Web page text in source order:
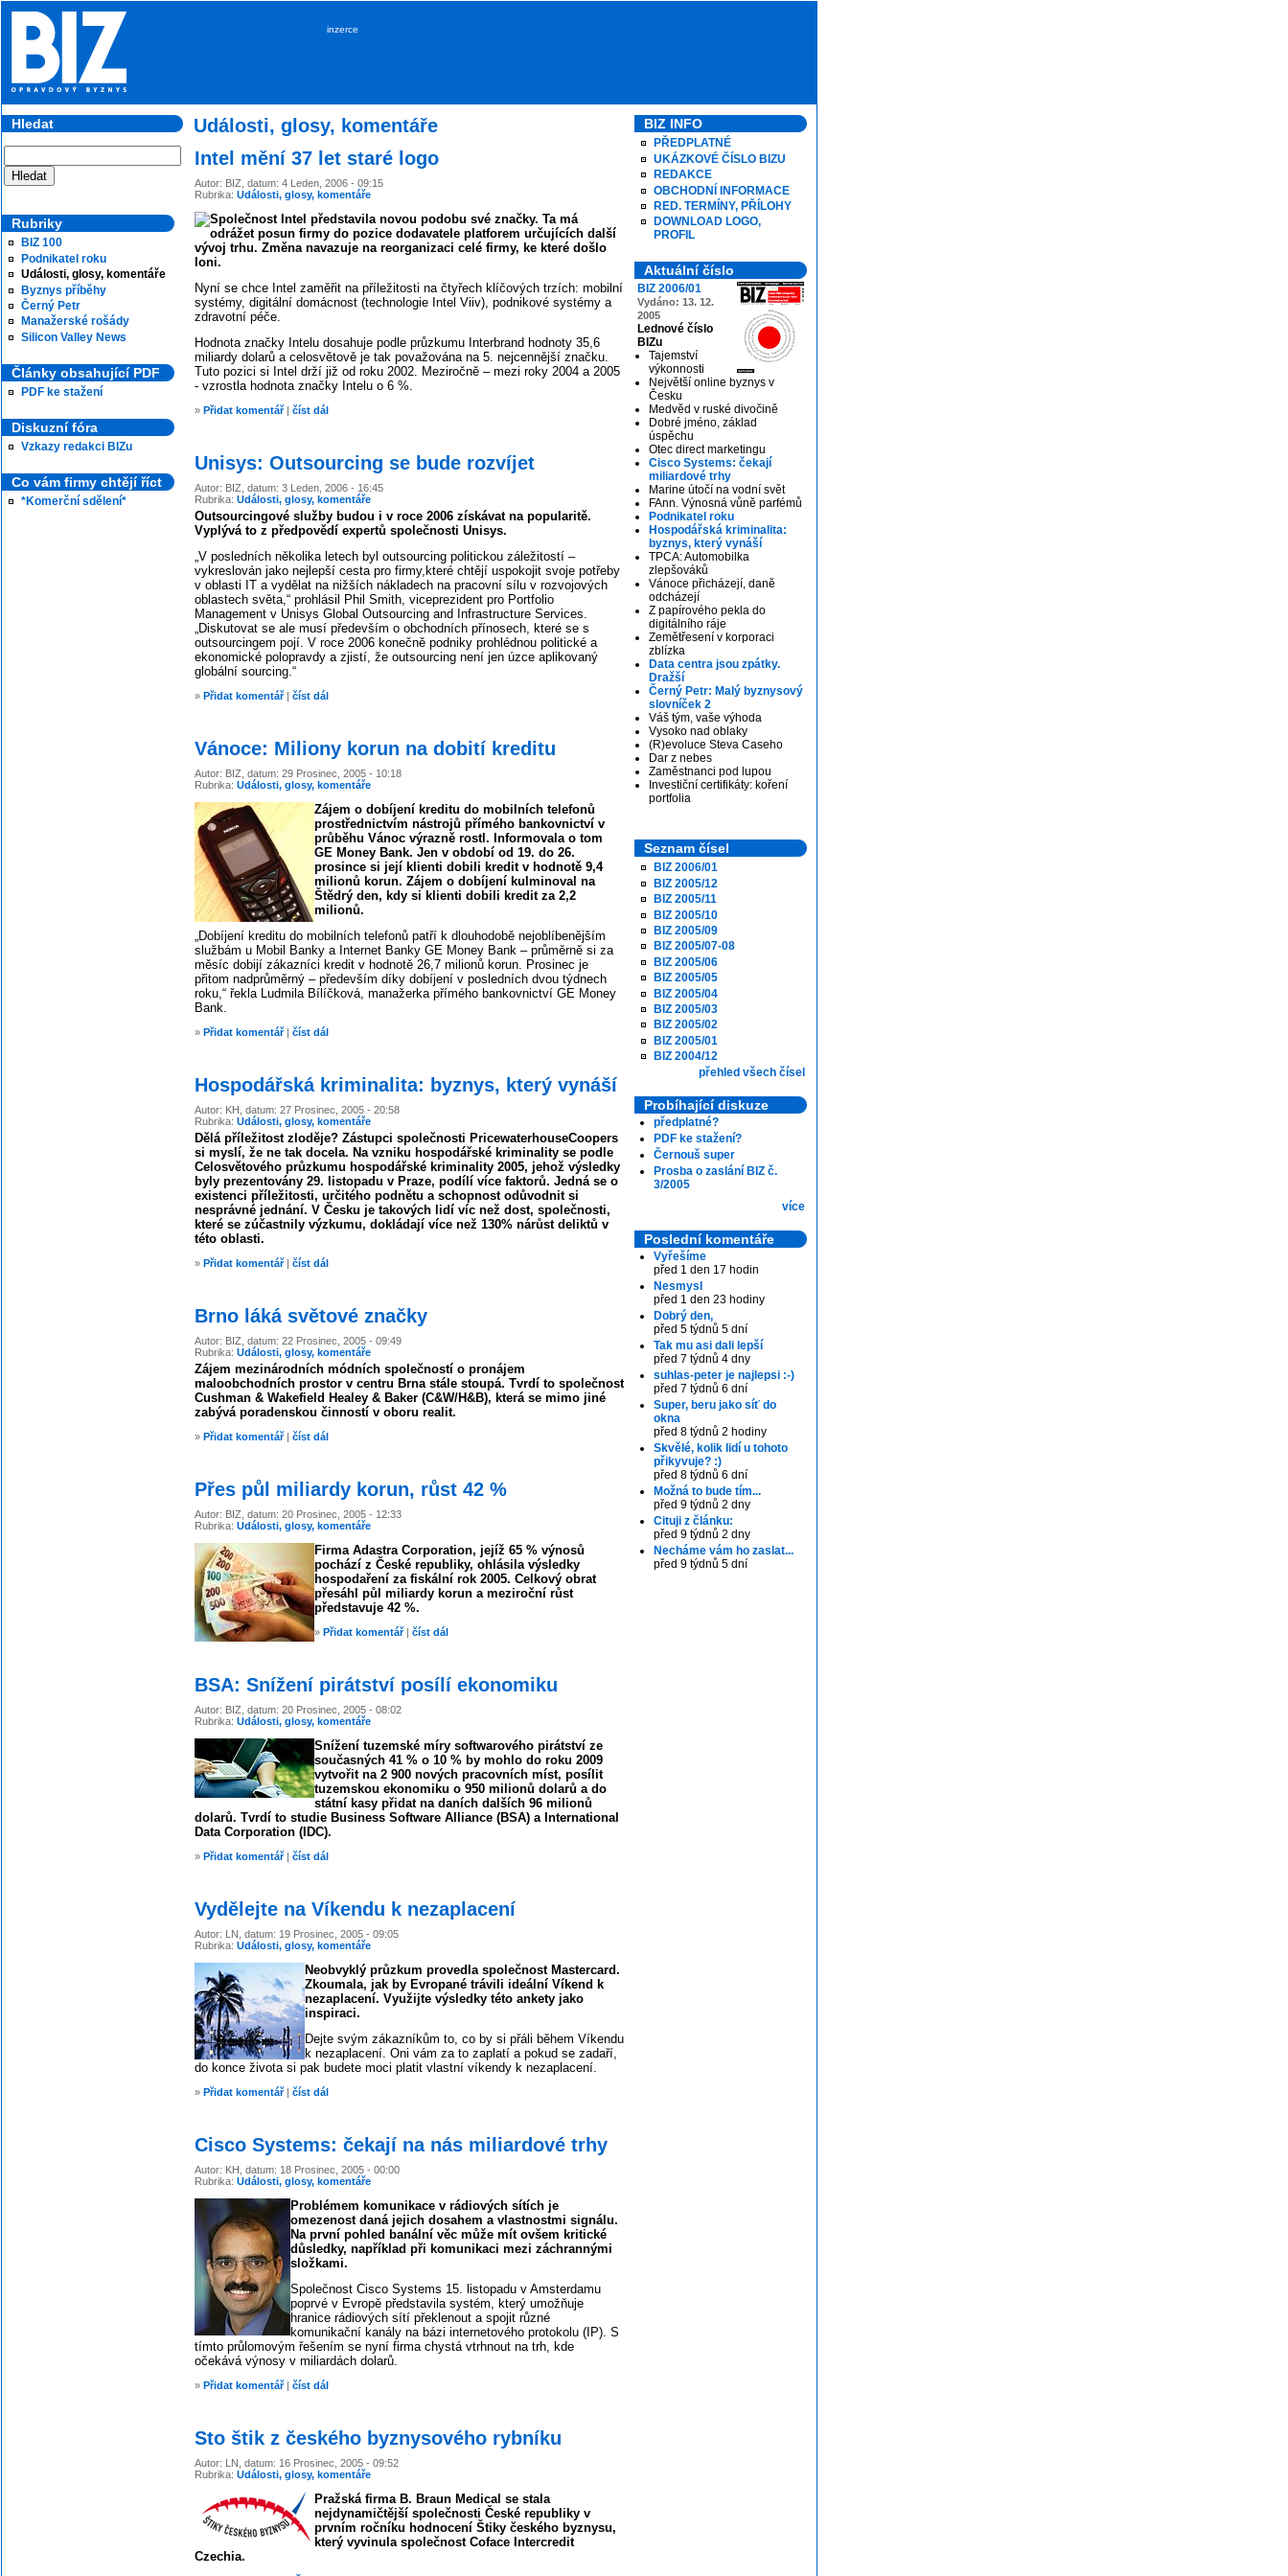
inzerce
Hledat
Rubriky
BIZ 100
Podnikatel roku
Události, glosy, komentáře
Byznys příběhy
Černý Petr
Manažerské rošády
Silicon Valley News
Články obsahující PDF
PDF ke stažení
Diskuzní fóra
Vzkazy redakci BIZu
Co vám firmy chtějí říct
*Komerční sdělení*
Události, glosy, komentáře
Intel mění 37 let staré logo
Autor: BIZ, datum: 4 Leden, 2006 - 09:15
Rubrika: Události, glosy, komentáře
Společnost Intel představila novou podobu své značky. Ta má
odrážet posun firmy do pozice dodavatele platforem určujících další
vývoj trhu. Změna navazuje na reorganizaci celé firmy, ke které došlo
loni.
Nyní se chce Intel zaměřit na příležitosti na čtyřech klíčových trzích: mobilní
systémy, digitální domácnost (technologie Intel Viiv), podnikové systémy a
zdravotní péče.
Hodnota značky Intelu dosahuje podle průzkumu Interbrand hodnoty 35,6
miliardy dolarů a celosvětově je tak považována na 5. nejcennější značku.
Tuto pozici si Intel drží již od roku 2002. Meziročně – mezi roky 2004 a 2005
- vzrostla hodnota značky Intelu o 6 %.
» Přidat komentář| číst dál
Unisys: Outsourcing se bude rozvíjet
Autor: BIZ, datum: 3 Leden, 2006 - 16:45
Rubrika: Události, glosy, komentáře
Outsourcingové služby budou i v roce 2006 získávat na popularitě.
Vyplývá to z předpovědí expertů společnosti Unisys.
„V posledních několika letech byl outsourcing politickou záležitostí –
vykreslován jako nejlepší cesta pro firmy,které chtějí uspokojit svoje potřeby
v oblasti IT a vydělat na nižších nákladech na pracovní sílu v rozvojových
oblastech světa,“ prohlásil Phil Smith, viceprezident pro Portfolio
Management v Unisys Global Outsourcing and Infrastructure Services.
„Diskutovat se ale musí především o obchodních přínosech, které se s
outsourcingem pojí. V roce 2006 konečně podniky prohlédnou politické a
ekonomické polopravdy a zjistí, že outsourcing není jen úzce aplikovaný
globální sourcing.“
» Přidat komentář| číst dál
Vánoce: Miliony korun na dobití kreditu
Autor: BIZ, datum: 29 Prosinec, 2005 - 10:18
Rubrika: Události, glosy, komentáře
Zájem o dobíjení kreditu do mobilních telefonů
prostřednictvím nástrojů přímého bankovnictví v
průběhu Vánoc výrazně rostl. Informovala o tom
GE Money Bank. Jen v období od 19. do 26.
prosince si její klienti dobili kredit v hodnotě 9,4
milionů korun. Zájem o dobíjení kulminoval na
Štědrý den, kdy si klienti dobili kredit za 2,2
milionů.
„Dobíjení kreditu do mobilních telefonů patří k dlouhodobě nejoblíbenějším
službám u Mobil Banky a Internet Banky GE Money Bank – průměrně si za
měsíc dobijí zákazníci kredit v hodnotě 26,7 milionů korun. Prosinec je
přitom nadprůměrný – především díky dobíjení v posledních dvou týdnech
roku,“ řekla Ludmila Bílíčková, manažerka přímého bankovnictví GE Money
Bank.
» Přidat komentář| číst dál
Hospodářská kriminalita: byznys, který vynáší
Autor: KH, datum: 27 Prosinec, 2005 - 20:58
Rubrika: Události, glosy, komentáře
Dělá příležitost zloděje? Zástupci společnosti PricewaterhouseCoopers
si myslí, že ne tak docela. Na vzniku hospodářské kriminality se podle
Celosvětového průzkumu hospodářské kriminality 2005, jehož výsledky
byly prezentovány 29. listopadu v Praze, podílí více faktorů. Jedná se o
existenci příležitosti, určitého podnětu a schopnost odůvodnit si
nesprávné jednání. V Česku je takových lidí víc než dost, společnosti,
které se zúčastnily výzkumu, dokládají více než 130% nárůst deliktů v
této oblasti.
» Přidat komentář| číst dál
Brno láká světové značky
Autor: BIZ, datum: 22 Prosinec, 2005 - 09:49
Rubrika: Události, glosy, komentáře
Zájem mezinárodních módních společností o pronájem
maloobchodních prostor v centru Brna stále stoupá. Tvrdí to společnost
Cushman & Wakefield Healey & Baker (C&W/H&B), která se mimo jiné
zabývá poradenskou činností v oboru realit.
» Přidat komentář| číst dál
Přes půl miliardy korun, růst 42 %
Autor: BIZ, datum: 20 Prosinec, 2005 - 12:33
Rubrika: Události, glosy, komentáře
Firma Adastra Corporation, jejíž 65 % výnosů
pochází z České republiky, ohlásila výsledky
hospodaření za fiskální rok 2005. Celkový obrat
přesáhl půl miliardy korun a meziroční růst
představuje 42 %.
» Přidat komentář| číst dál
BSA: Snížení pirátství posílí ekonomiku
Autor: BIZ, datum: 20 Prosinec, 2005 - 08:02
Rubrika: Události, glosy, komentáře
Snížení tuzemské míry softwarového pirátství ze
současných 41 % o 10 % by mohlo do roku 2009
vytvořit na 2 900 nových pracovních míst, posílit
tuzemskou ekonomiku o 950 milionů dolarů a do
státní kasy přidat na daních dalších 96 milionů
dolarů. Tvrdí to studie Business Software Alliance (BSA) a International
Data Corporation (IDC).
» Přidat komentář| číst dál
Vydělejte na Víkendu k nezaplacení
Autor: LN, datum: 19 Prosinec, 2005 - 09:05
Rubrika: Události, glosy, komentáře
Neobvyklý průzkum provedla společnost Mastercard.
Zkoumala, jak by Evropané trávili ideální Víkend k
nezaplacení. Využijte výsledky této ankety jako
inspiraci.
Dejte svým zákazníkům to, co by si přáli během Víkendu
k nezaplacení. Oni vám za to zaplatí a pokud se zadaří,
do konce života si pak budete moci platit vlastní víkendy k nezaplacení.
» Přidat komentář| číst dál
Cisco Systems: čekají na nás miliardové trhy
Autor: KH, datum: 18 Prosinec, 2005 - 00:00
Rubrika: Události, glosy, komentáře
Problémem komunikace v rádiových sítích je
omezenost daná jejich dosahem a vlastnostmi signálu.
Na první pohled banální věc může mít ovšem kritické
důsledky, například při komunikaci mezi záchrannými
složkami.
Společnost Cisco Systems 15. listopadu v Amsterdamu
poprvé v Evropě představila systém, který umožňuje
hranice rádiových sítí překlenout a spojit různé
komunikační kanály na bázi internetového protokolu (IP). S
tímto průlomovým řešením se nyní firma chystá vtrhnout na trh, kde
očekává výnosy v miliardách dolarů.
» Přidat komentář| číst dál
Sto štik z českého byznysového rybníku
Autor: LN, datum: 16 Prosinec, 2005 - 09:52
Rubrika: Události, glosy, komentáře
Pražská firma B. Braun Medical se stala
nejdynamičtější společnosti České republiky v
prvním ročníku hodnocení Štiky českého byznysu,
který vyvinula společnost Coface Intercredit
Czechia.
BIZ INFO
PŘEDPLATNÉ
UKÁZKOVÉ ČÍSLO BIZU
REDAKCE
OBCHODNÍ INFORMACE
RED. TERMÍNY, PŘÍLOHY
DOWNLOAD LOGO,
PROFIL
Aktuální číslo
BIZ 2006/01
Vydáno: 13. 12.
2005
Lednové číslo
BIZu
Tajemství
výkonnosti
Největší online byznys v
Česku
Medvěd v ruské divočině
Dobré jméno, základ
úspěchu
Otec direct marketingu
Cisco Systems: čekají
miliardové trhy
Marine útočí na vodní svět
FAnn. Výnosná vůně parfémů
Podnikatel roku
Hospodářská kriminalita:
byznys, který vynáší
TPCA: Automobilka
zlepšováků
Vánoce přicházejí, daně
odcházejí
Z papírového pekla do
digitálního ráje
Zemětřesení v korporaci
zblízka
Data centra jsou zpátky.
Dražší
Černý Petr: Malý byznysový
slovníček 2
Váš tým, vaše výhoda
Vysoko nad oblaky
(R)evoluce Steva Caseho
Dar z nebes
Zaměstnanci pod lupou
Investiční certifikáty: koření
portfolia
Seznam čísel
BIZ 2006/01
BIZ 2005/12
BIZ 2005/11
BIZ 2005/10
BIZ 2005/09
BIZ 2005/07-08
BIZ 2005/06
BIZ 2005/05
BIZ 2005/04
BIZ 2005/03
BIZ 2005/02
BIZ 2005/01
BIZ 2004/12
přehled všech čísel
Probíhající diskuze
předplatné?
PDF ke stažení?
Černouš super
Prosba o zaslání BIZ č.
3/2005
více
Poslední komentáře
Vyřešíme
před 1 den 17 hodin
Nesmysl
před 1 den 23 hodiny
Dobrý den,
před 5 týdnů 5 dní
Tak mu asi dali lepší
před 7 týdnů 4 dny
suhlas-peter je najlepsi :-)
před 7 týdnů 6 dní
Super, beru jako síť do
okna
před 8 týdnů 2 hodiny
Skvělé, kolik lidí u tohoto
přikyvuje? :)
před 8 týdnů 6 dní
Možná to bude tím...
před 9 týdnů 2 dny
Cituji z článku:
před 9 týdnů 2 dny
Necháme vám ho zaslat...
před 9 týdnů 5 dní